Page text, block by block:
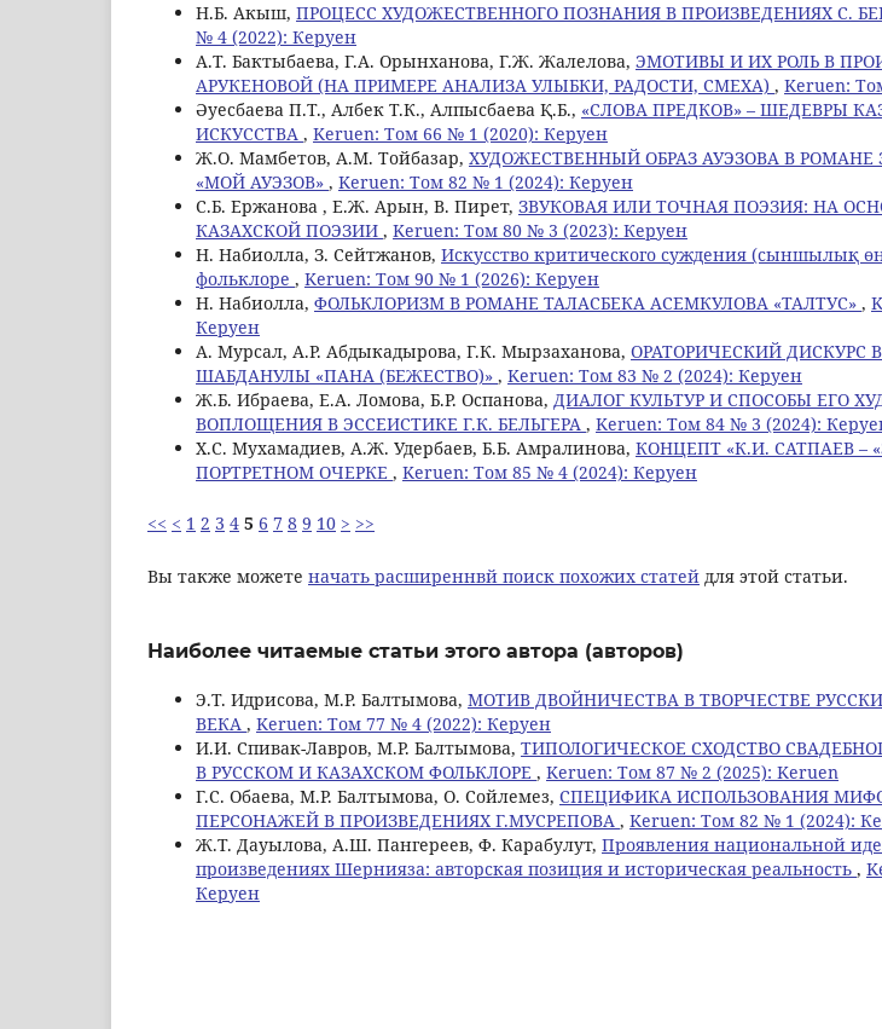
Н.Б. Aкыш, ПРОЦЕСС ХУДОЖЕСТВЕННОГО ПОЗНАНИЯ В ПРОИЗВЕДЕНИЯХ С.
№ 4 (2022): Керуен
А.Т. Бактыбаева, Г.А. Орынханова, Г.Ж. Жалелова, ЭМОТИВЫ И ИХ РОЛЬ В
АРУКЕНОВОЙ (НА ПРИМЕРЕ АНАЛИЗА УЛЫБКИ, РАДОСТИ, СМЕХА) , Keruen:
Әуесбаева П.Т., Албек Т.К., Алпысбаева Қ.Б., «СЛОВА ПРЕДКОВ» – ШЕДЕВРЫ
ИСКУССТВА , Keruen: Том 66 № 1 (2020): Керуен
Ж.О. Мамбетов, A.M. Тойбазар, ХУДОЖЕСТВЕННЫЙ ОБРАЗ АУЭЗОВА В
«МОЙ АУЭЗОВ» , Keruen: Том 82 № 1 (2024): Керуен
С.Б. Ержанова , Е.Ж. Арын, В. Пирет, ЗВУКОВАЯ ИЛИ ТОЧНАЯ ПОЭЗИЯ: НА
КАЗАХСКОЙ ПОЭЗИИ , Keruen: Том 80 № 3 (2023): Керуен
Н. Набиолла, З. Сейтжанов, Искусство критического суждения (сыншылық
фольклоре , Keruen: Том 90 № 1 (2026): Керуен
Н. Набиолла, ФОЛЬКЛОРИЗМ В РОМАНЕ ТАЛАСБЕКА АСЕМКУЛОВА «ТАЛТУС» ,
Керуен
А. Мурсал, А.Р. Абдыкадырова, Г.К. Мырзаханова, ОРАТОРИЧЕСКИЙ
ШАБДАНУЛЫ «ПАНА (БЕЖЕСТВО)» , Keruen: Том 83 № 2 (2024): Керуен
Ж.Б. Ибраева, Е.А. Ломова, Б.Р. Оспанова, ДИАЛОГ КУЛЬТУР И СПОСОБЫ ЕГО
ВОПЛОЩЕНИЯ В ЭССЕИСТИКЕ Г.К. БЕЛЬГЕРА , Keruen: Том 84 № 3 (2024):
Х.С. Мухамадиев, А.Ж. Удербаев, Б.Б. Амралинова, КОНЦЕПТ «К.И. САТПАЕВ –
ПОРТРЕТНОМ ОЧЕРКЕ , Keruen: Том 85 № 4 (2024): Керуен
<< < 1 2 3 4 5 6 7 8 9 10 > >>
Вы также можете начать расширеннвй поиск похожих статей для этой статьи.
Наиболее читаемые статьи этого автора (авторов)
Э.Т. Идрисова, М.Р. Балтымова, МОТИВ ДВОЙНИЧЕСТВА В ТВОРЧЕСТВЕ
ВЕКА , Keruen: Том 77 № 4 (2022): Керуен
И.И. Спивак-Лавров, М.Р. Балтымова, ТИПОЛОГИЧЕСКОЕ СХОДСТВО
В РУССКОМ И КАЗАХСКОМ ФОЛЬКЛОРЕ , Keruen: Том 87 № 2 (2025): Keruen
Г.С. Обаева, М.Р. Балтымова, О. Сойлемез, СПЕЦИФИКА ИСПОЛЬЗОВАНИЯ
ПЕРСОНАЖЕЙ В ПРОИЗВЕДЕНИЯХ Г.МУСРЕПОВА , Keruen: Том 82 № 1 (2024):
Ж.Т. Дауылова, А.Ш. Пангереев, Ф. Карабулут, Проявления национальной
произведениях Шернияза: авторская позиция и историческая реальность ,
Керуен